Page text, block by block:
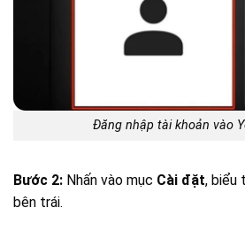
Đăng nhập tài khoản vào
Bước 2: Nhấn vào mục Cài đặt, biểu
bên trái.